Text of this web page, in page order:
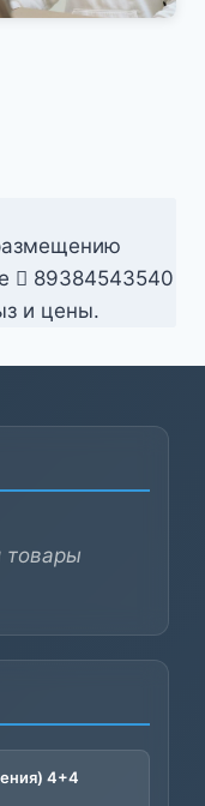
89384543540
и цены.
товары
4+4